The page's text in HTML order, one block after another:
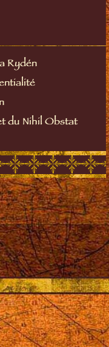
Rydén
du Nihil Obstat